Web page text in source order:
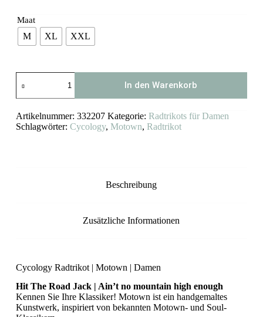
Maat
M XL XXL
Cycology
Damen
Radtrikot
Menge
In den Warenkorb
Artikelnummer: 332207 Kategorie: Radtrikots für Damen
Schlagwörter: Cycology, Motown, Radtrikot
Beschreibung
Zusätzliche Informationen
Cycology Radtrikot | Motown | Damen
Hit The Road Jack | Ain’t no mountain high enough
Kennen Sie Ihre Klassiker! Motown ist ein handgemaltes
Kunstwerk, inspiriert von bekannten Motown- und Soul-